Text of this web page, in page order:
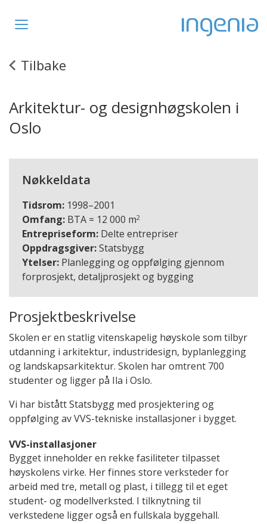
Toggle
Tilbake
Arkitektur- og designhøgskolen i
Oslo
Nøkkeldata
Tidsrom: 1998–2001
Omfang: BTA = 12 000 m2
Entrepriseform: Delte entrepriser
Oppdragsgiver:Statsbygg
Ytelser: Planlegging og oppfølging gjennom
forprosjekt, detaljprosjekt og bygging
Prosjektbeskrivelse
Skolen er en statlig vitenskapelig høyskole som tilbyr
utdanning i arkitektur, industridesign, byplanlegging
og landskapsarkitektur. Skolen har omtrent 700
studenter og ligger på Ila i Oslo.
Vi har bistått Statsbygg med prosjektering og
oppfølging av VVS-tekniske installasjoner i bygget.
VVS-installasjoner
Bygget inneholder en rekke fasiliteter tilpasset
høyskolens virke. Her finnes store verksteder for
arbeid med tre, metall og plast, i tillegg til et eget
student- og modellverksted. I tilknytning til
verkstedene ligger også en fullskala byggehall.